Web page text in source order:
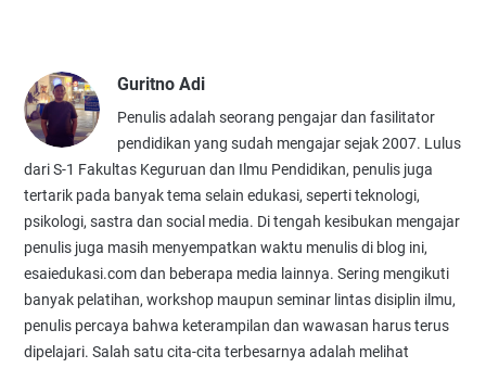
Guritno Adi
Penulis adalah seorang pengajar dan fasilitator
pendidikan yang sudah mengajar sejak 2007. Lulus
dari S-1 Fakultas Keguruan dan Ilmu Pendidikan, penulis juga
tertarik pada banyak tema selain edukasi, seperti teknologi,
psikologi, sastra dan social media. Di tengah kesibukan mengajar
penulis juga masih menyempatkan waktu menulis di blog ini,
esaiedukasi.com dan beberapa media lainnya. Sering mengikuti
banyak pelatihan, workshop maupun seminar lintas disiplin ilmu,
penulis percaya bahwa keterampilan dan wawasan harus terus
dipelajari. Salah satu cita-cita terbesarnya adalah melihat